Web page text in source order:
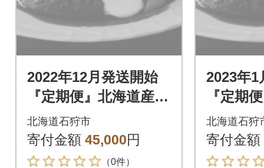
2022年12月発送開始
『定期便』北海道産と
ろけるチーズin道産牛
ハンバーグ120g×12個
全3回
北海道石狩市
寄付金額 45,000円
（0件）
2023年1
『定期
ろける
ハンバ
全3回
北海道石狩
寄付金額